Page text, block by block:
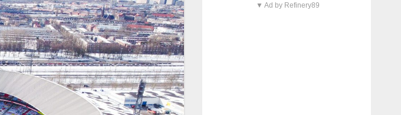
▼ Ad by Refinery89